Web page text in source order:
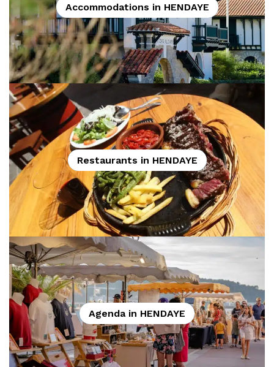
Accommodations in HENDAYE
Restaurants in HENDAYE
Agenda in HENDAYE